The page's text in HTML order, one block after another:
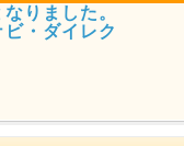
りました。
・ダイレク